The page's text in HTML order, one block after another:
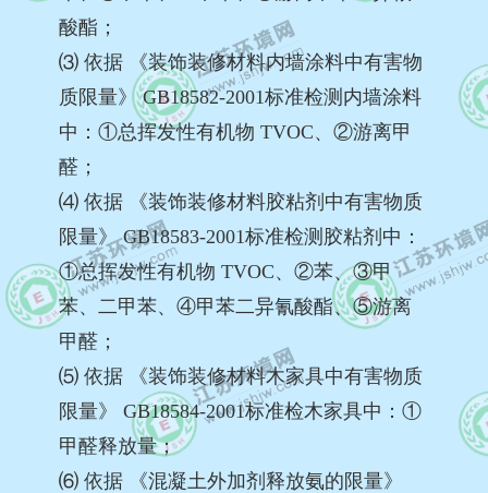
酸酯；
⑶ 依据 《装饰装修材料内墙涂料中有害物
质限量》 GB18582-2001标准检测内墙涂料
中：①总挥发性有机物 TVOC、②游离甲
醛；
⑷ 依据 《装饰装修材料胶粘剂中有害物质
限量》 GB18583-2001标准检测胶粘剂中：
①总挥发性有机物 TVOC、②苯、③甲
苯、二甲苯、④甲苯二异氰酸酯、⑤游离
甲醛；
⑸ 依据 《装饰装修材料木家具中有害物质
限量》 GB18584-2001标准检木家具中：①
甲醛释放量；
⑹ 依据 《混凝土外加剂释放氨的限量》